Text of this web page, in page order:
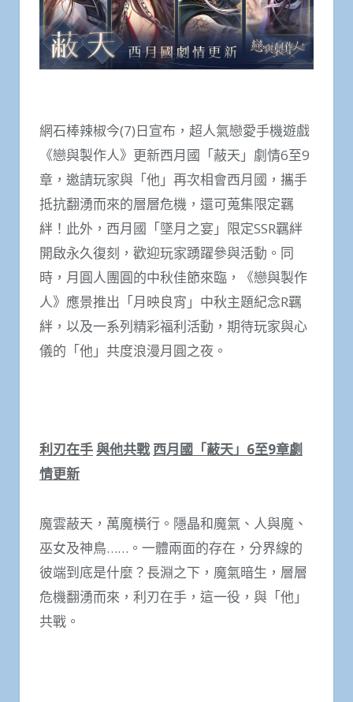
網石棒辣椒今(7)日宣布，超人氣戀愛手機遊戲
《戀與製作人》更新西月國「蔽天」劇情6至9
章，邀請玩家與「他」再次相會西月國，攜手
抵抗翻湧而來的層層危機，還可蒐集限定羈
絆！此外，西月國「墜月之宴」限定SSR羈絆
開啟永久復刻，歡迎玩家踴躍參與活動。同
時，月圓人團圓的中秋佳節來臨，《戀與製作
人》應景推出「月映良宵」中秋主題紀念R羈
絆，以及一系列精彩福利活動，期待玩家與心
儀的「他」共度浪漫月圓之夜。
利刃在手與他共戰 西月國「蔽天」 6至9章劇
情更新
魔雲蔽天，萬魔橫行。隱晶和魔氣、人與魔、
巫女及神鳥……。一體兩面的存在，分界線的
彼端到底是什麼？長淵之下，魔氣暗生，層層
危機翻湧而來，利刃在手，這一役，與「他」
共戰。